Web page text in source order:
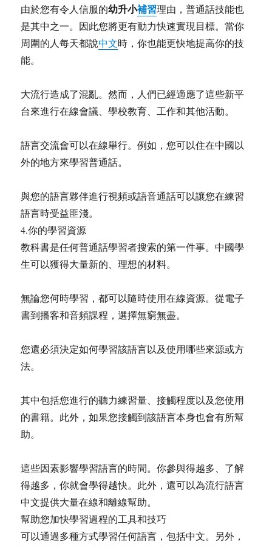
由於您有令人信服的幼升小補習理由，普通話技能也
是其中之一。因此您將更有動力快速實現目標。當你
周圍的人每天都說中文時，你也能更快地提高你的技
能。
大流行造成了混亂。然而，人們已經適應了這些新平
台來進行在線會議、學校教育、工作和其他活動。
語言交流會可以在線舉行。例如，您可以住在中國以
外的地方來學習普通話。
與您的語言夥伴進行視頻或語音通話可以讓您在練習
語言時受益匪淺。
4.你的學習資源
教科書是任何普通話學習者搜索的第一件事。中國學
生可以獲得大量新的、理想的材料。
無論您何時學習，都可以隨時使用在線資源。從電子
書到播客和音頻課程，選擇無窮無盡。
您還必須決定如何學習該語言以及使用哪些來源或方
法。
其中包括您進行的聽力練習量、接觸程度以及您使用
的書籍。此外，如果您接觸到該語言本身也會有所幫
助。
這些因素影響學習語言的時間。你參與得越多、了解
得越多，你就會學得越快。此外，還可以為流行語言
中文提供大量在線和離線幫助。
幫助您加快學習過程的工具和技巧
可以通過多種方式學習任何語言，包括中文。另外，